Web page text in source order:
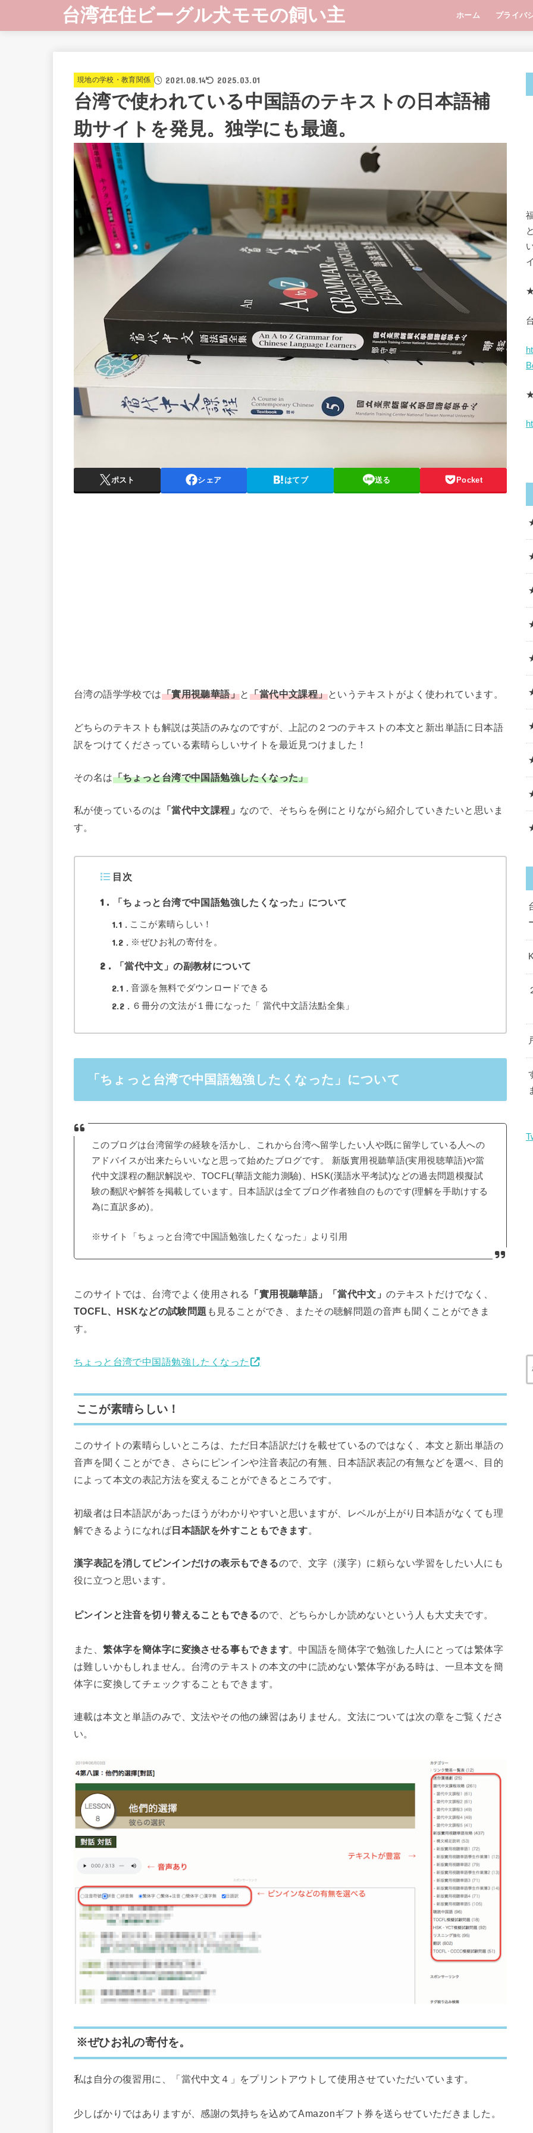
台湾在住ビーグル犬モモの飼い主 ホーム プライバ
現地の学校・教育関係 2021.08.14 2025.03.01
台湾で使われている中国語のテキストの日本語補
助サイトを発見。独学にも最適。
ポスト シェア はてブ 送る Pocket
台湾の語学学校では「實用視聽華語」と 「當代中文課程」というテキストがよく使われています。
どちらのテキストも解説は英語のみなのですが、上記の２つのテキストの本文と新出単語に日本語
訳をつけてくださっている素晴らしいサイトを最近見つけました！
その名は「ちょっと台湾で中国語勉強したくなった」
私が使っているのは 「當代中文課程」 なので、そちらを例にとりながら紹介していきたいと思いま
す。
目次
1 「ちょっと台湾で中国語勉強したくなった」について
1.1 ここが素晴らしい！
1.2 ※ぜひお礼の寄付を。
2 「當代中文」の副教材について
2.1 音源を無料でダウンロードできる
2.2 ６冊分の文法が１冊になった「 當代中文語法點全集」
「ちょっと台湾で中国語勉強したくなった」について
このブログは台湾留学の経験を活かし、これから台湾へ留学したい人や既に留学している人への
アドバイスが出来たらいいなと思って始めたブログです。 新版實用視聽華語(実用視聴華語)や當
代中文課程の翻訳解説や、TOCFL(華語文能力測驗)、HSK(漢語水平考試)などの過去問題模擬試
験の翻訳や解答を掲載しています。日本語訳は全てブログ作者独自のものです(理解を手助けする
為に直訳多め)。
※サイト「ちょっと台湾で中国語勉強したくなった」より引用
このサイトでは、台湾でよく使用される 「實用視聽華語」「當代中文」のテキストだけでなく、
TOCFL、HSKなどの試験問題 も見ることができ、またその聴解問題の音声も聞くことができま
す。
ちょっと台湾で中国語勉強したくなった
ここが素晴らしい！
このサイトの素晴らしいところは、ただ日本語訳だけを載せているのではなく、本文と新出単語の
音声を聞くことができ、さらにピンインや注音表記の有無、日本語訳表記の有無などを選べ、目的
によって本文の表記方法を変えることができるところです。
初級者は日本語訳があったほうがわかりやすいと思いますが、レベルが上がり日本語がなくても理
解できるようになれば日本語訳を外すこともできます。
漢字表記を消してピンインだけの表示もできるので、文字（漢字）に頼らない学習をしたい人にも
役に立つと思います。
ピンインと注音を切り替えることもできるので、どちらかしか読めないという人も大丈夫です。
また、繁体字を簡体字に変換させる事もできます。中国語を簡体字で勉強した人にとっては繁体字
は難しいかもしれません。台湾のテキストの本文の中に読めない繁体字がある時は、一旦本文を簡
体字に変換してチェックすることもできます。
連載は本文と単語のみで、文法やその他の練習はありません。文法については次の章をご覧くださ
い。
※ぜひお礼の寄付を。
私は自分の復習用に、「當代中文４」をプリントアウトして使用させていただいています。
少しばかりではありますが、感謝の気持ちを込めてAmazonギフト券を送らせていただきました。